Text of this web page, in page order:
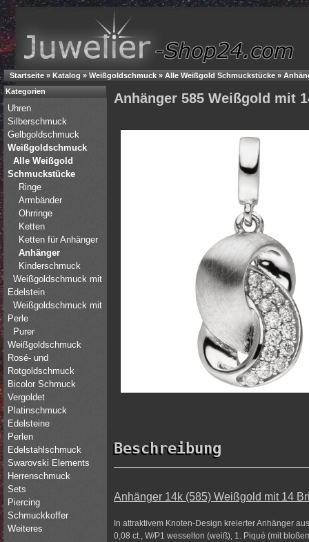
Startseite » Katalog » Weißgoldschmuck » Alle Weißgold Schmuckstücke »
Anhänger 585 Weißgold mit
Beschreibung
Anhänger 14k (585) Weißgold mit 14
In attraktivem Knoten-Design kreierter Anhänger
0,08 ct., W/P1 wesselton (weiß), 1. Piqué (mit
Kategorien
Uhren
Silberschmuck
Gelbgoldschmuck
Weißgoldschmuck
Alle Weißgold
Schmuckstücke
Ringe
Armbänder
Ohrringe
Ketten
Ketten für Anhänger
Anhänger
Kinderschmuck
Weißgoldschmuck mit
Edelstein
Weißgoldschmuck mit
Perle
Purer
Weißgoldschmuck
Rosé- und
Rotgoldschmuck
Bicolor Schmuck
Vergoldet
Platinschmuck
Edelsteine
Perlen
Edelstahlschmuck
Swarovski Elements
Herrenschmuck
Sets
Piercing
Schmuckkoffer
Weiteres